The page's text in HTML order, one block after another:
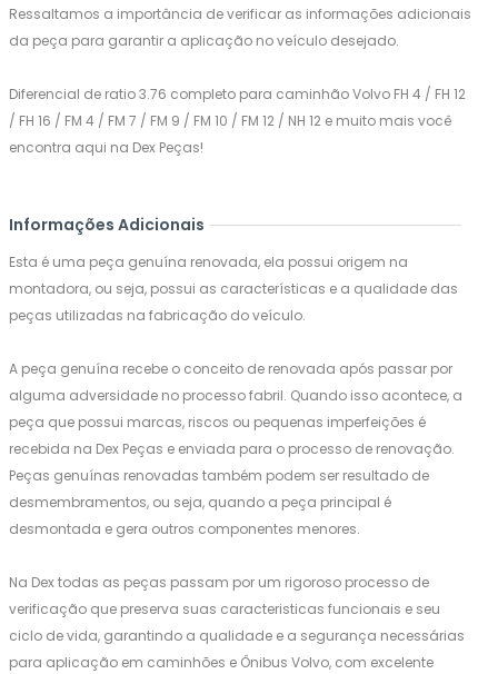
Ressaltamos a importância de verificar as informações adicionais
da peça para garantir a aplicação no veículo desejado.
Diferencial de ratio 3.76 completo para caminhão Volvo FH 4 / FH 12
/ FH 16 / FM 4 / FM 7 / FM 9 / FM 10 / FM 12 / NH 12 e muito mais você
encontra aqui na Dex Peças!
Informações Adicionais
Esta é uma peça genuína renovada, ela possui origem na
montadora, ou seja, possui as características e a qualidade das
peças utilizadas na fabricação do veículo.
A peça genuína recebe o conceito de renovada após passar por
alguma adversidade no processo fabril. Quando isso acontece, a
peça que possui marcas, riscos ou pequenas imperfeições é
recebida na Dex Peças e enviada para o processo de renovação.
Peças genuínas renovadas também podem ser resultado de
desmembramentos, ou seja, quando a peça principal é
desmontada e gera outros componentes menores.
Na Dex todas as peças passam por um rigoroso processo de
verificação que preserva suas caracteristicas funcionais e seu
ciclo de vida, garantindo a qualidade e a segurança necessárias
para aplicação em caminhões e Ônibus Volvo, com excelente